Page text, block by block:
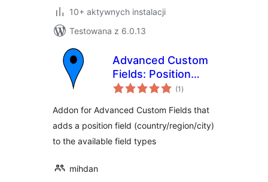
10+ aktywnych instalacji
Testowana z 6.0.13
Advanced Custom
Fields: Position
Field
(1 wszystkich
ocen
)
Addon for Advanced Custom Fields that
adds a position field (country/region/city)
to the available field types
mihdan